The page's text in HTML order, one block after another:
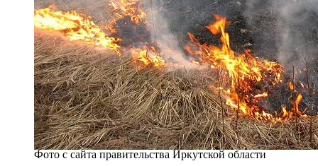
Фото с сайта правительства Иркутской области